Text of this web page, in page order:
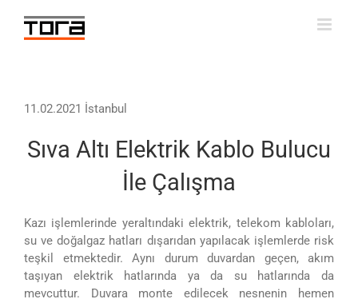
content
11.02.2021 İstanbul
Sıva Altı Elektrik Kablo Bulucu
İle Çalışma
Kazı işlemlerinde yeraltındaki elektrik, telekom kabloları,
su ve doğalgaz hatları dışarıdan yapılacak işlemlerde risk
teşkil etmektedir. Aynı durum duvardan geçen, akım
taşıyan elektrik hatlarında ya da su hatlarında da
mevcuttur. Duvara monte edilecek nesnenin hemen